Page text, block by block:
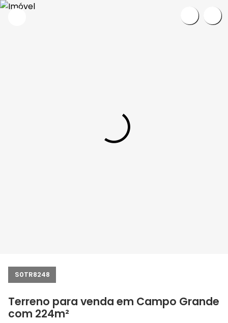
S0TR8248
Terreno para venda em Campo Grande
com 224m²